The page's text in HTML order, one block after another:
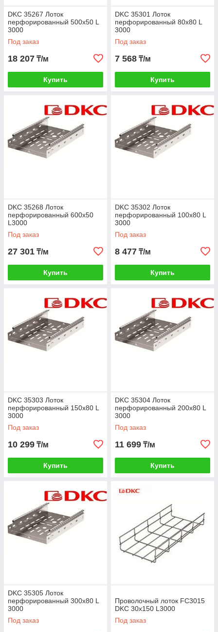
DKC 35267 Лоток
перфорированный 500х50 L
3000
Под заказ
18 207 ₸/м
Купить
DKC 35301 Лоток
перфорированный 80х80 L
3000
Под заказ
7 568 ₸/м
Купить
DKC 35268 Лоток
перфорированный 600х50
L3000
Под заказ
27 301 ₸/м
Купить
DKC 35302 Лоток
перфорированный 100х80 L
3000
Под заказ
8 477 ₸/м
Купить
DKC 35303 Лоток
перфорированный 150х80 L
3000
Под заказ
10 299 ₸/м
Купить
DKC 35304 Лоток
перфорированный 200х80 L
3000
Под заказ
11 699 ₸/м
Купить
DKC 35305 Лоток
перфорированный 300х80 L
3000
Под заказ
Проволочный лоток FC3015
DKC 30х150 L3000
Под заказ